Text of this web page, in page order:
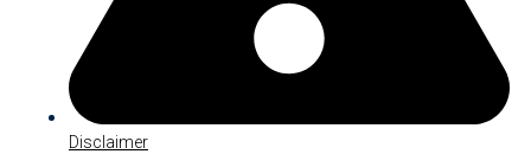
Disclaimer